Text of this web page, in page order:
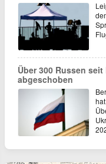
Über 300 Russen
abgeschoben